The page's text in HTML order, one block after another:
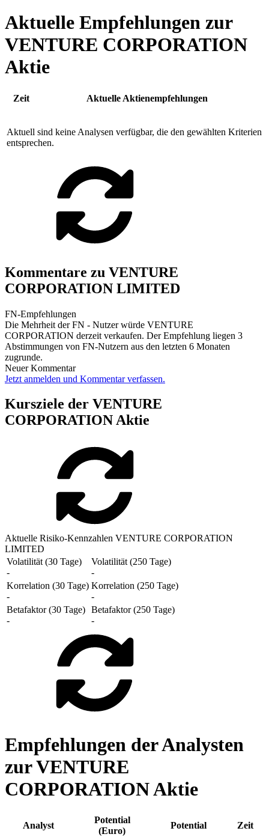
Aktuelle Empfehlungen zur
VENTURE CORPORATION
Aktie
Zeit Aktuelle Aktienempfehlungen
Aktuell sind keine Analysen verfügbar, die den gewählten Kriterien
entsprechen.
Kommentare zu VENTURE
CORPORATION LIMITED
FN-Empfehlungen
Die Mehrheit der FN - Nutzer würde VENTURE
CORPORATION derzeit verkaufen. Der Empfehlung liegen 3
Abstimmungen von FN-Nutzern aus den letzten 6 Monaten
zugrunde.
Neuer Kommentar
Jetzt anmelden und Kommentar verfassen.
Kursziele der VENTURE
CORPORATION Aktie
Aktuelle Risiko-Kennzahlen VENTURE CORPORATION
LIMITED
Volatilität (30 Tage)
-
Volatilität (250 Tage)
-
Korrelation (30 Tage)
-
Korrelation (250 Tage)
-
Betafaktor (30 Tage)
-
Betafaktor (250 Tage)
-
Empfehlungen der Analysten
zur VENTURE
CORPORATION Aktie
Analyst
Potential
(Euro)
Potential Zeit